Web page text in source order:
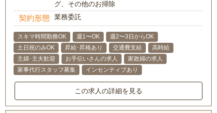
グ、その他のお掃除
契約形態 業務委託
スキマ時間勤務OK 週1〜OK
週2〜3日からOK
土日祝のみOK
昇給･昇格あり 交通費支給
高時給
主婦･主夫歓迎
お手伝いさんの求人
家政婦の求人
家事代行スタッフ募集
インセンティブあり
この求人の詳細を見る